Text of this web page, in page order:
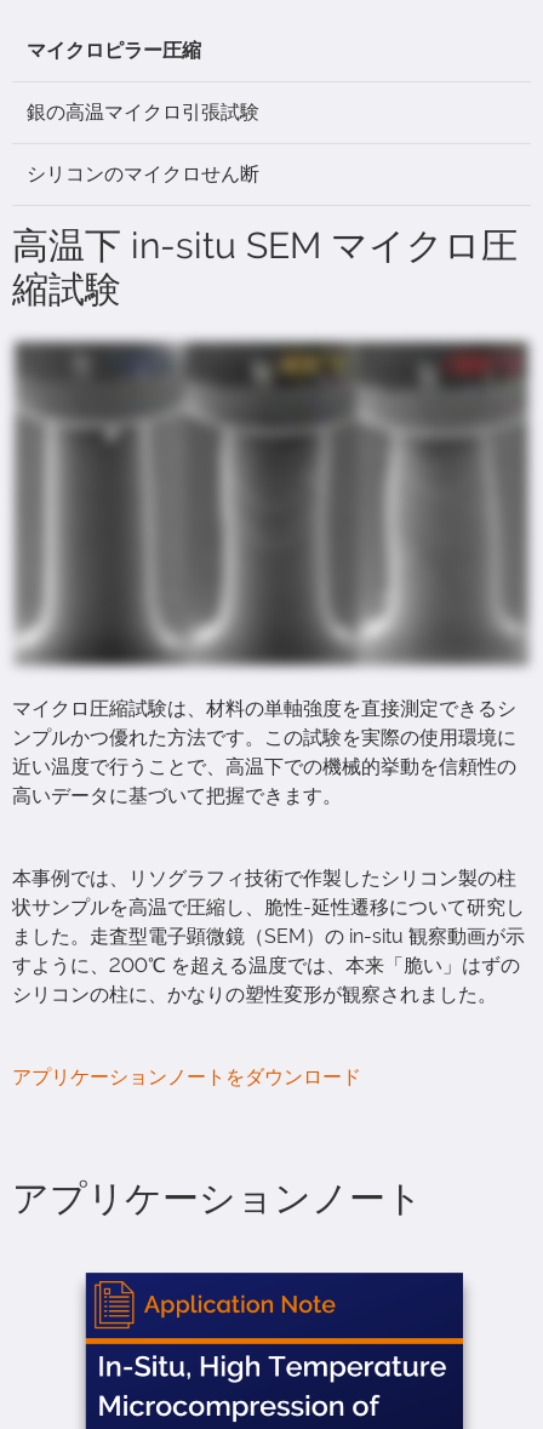
マイクロピラー圧縮
銀の高温マイクロ引張試験
シリコンのマイクロせん断
高温下 in-situ SEM マイクロ圧
縮試験
マイクロ圧縮試験は、材料の単軸強度を直接測定できるシ
ンプルかつ優れた方法です。この試験を実際の使用環境に
近い温度で行うことで、高温下での機械的挙動を信頼性の
高いデータに基づいて把握できます。
本事例では、リソグラフィ技術で作製したシリコン製の柱
状サンプルを高温で圧縮し、脆性-延性遷移について研究し
ました。走査型電子顕微鏡（SEM）の in-situ 観察動画が示
すように、200℃ を超える温度では、本来「脆い」はずの
シリコンの柱に、かなりの塑性変形が観察されました。
アプリケーションノートをダウンロード
アプリケーションノート